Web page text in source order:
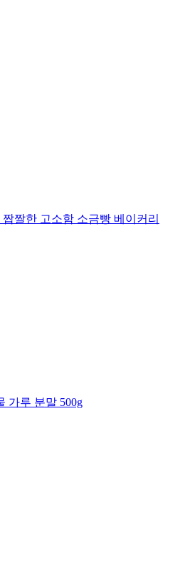
짤한 고소함 소금빵 베이커리
가루 분말 500g